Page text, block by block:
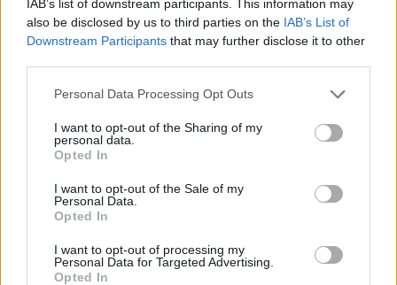
IAB’s list of downstream participants. This information may
also be disclosed by us to third parties on the IAB’s List of
Downstream Participants that may further disclose it to other
Please note that this website/app uses one or more Google
not limited to your visit or usage behaviour. You may click to
grant or deny consent to Google and its third-party tags to
use your data for below specified purposes in below Google
consent section.
Personal Data Processing Opt Outs
I want to opt-out of the Sharing of my
personal data.
Opted In
I want to opt-out of the Sale of my
Personal Data.
Opted In
I want to opt-out of processing my
Personal Data for Targeted Advertising.
Opted In
Az előző ciklusban még tanácsnok
Dobos József
Szövetség helyett ősztől a Civil Összefogás
mandátumát. Tiszteletdíján felül jövedelme
három saját cégének ügyvezetéséből származik,
egyébiránt foglalkozik bútorokkal és ingatlanok
bérbeadásával. Tulajdonrészes két lakásban, két